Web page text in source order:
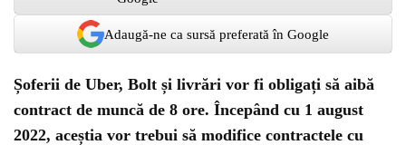
Adaugă-ne ca sursă preferată în Google
Șoferii de Uber, Bolt și livrări vor fi obligați să aibă
contract de muncă de 8 ore. Începând cu 1 august
2022, aceștia vor trebui să modifice contractele cu